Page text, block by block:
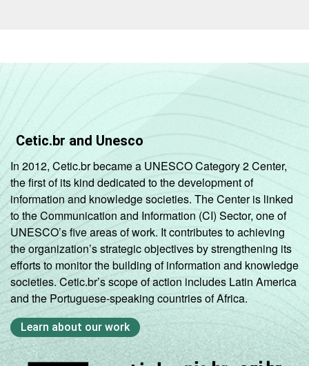
Cetic.br and Unesco
In 2012, Cetic.br became a UNESCO Category 2 Center,
the first of its kind dedicated to the development of
information and knowledge societies. The Center is linked
to the Communication and Information (CI) Sector, one of
UNESCO’s five areas of work. It contributes to achieving
the organization’s strategic objectives by strengthening its
efforts to monitor the building of information and knowledge
societies. Cetic.br’s scope of action includes Latin America
and the Portuguese-speaking countries of Africa.
Learn about our work